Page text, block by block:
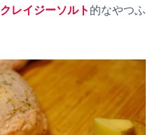
クレイジーソルト 的なやつふ